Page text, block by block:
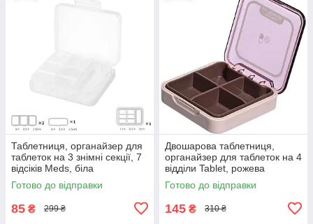
Таблетниця, органайзер для
таблеток на 3 знімні секції, 7
відсіків Meds, біла
Готово до відправки
85 ₴ 299 ₴
Двошарова таблетниця,
органайзер для таблеток на 4
відділи Tablet, рожева
Готово до відправки
145 ₴ 310 ₴